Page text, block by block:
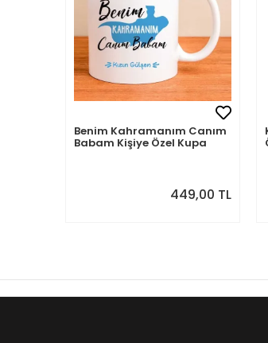
Benim Kahramanım Canım
Babam Kişiye Özel Kupa
449,00 TL